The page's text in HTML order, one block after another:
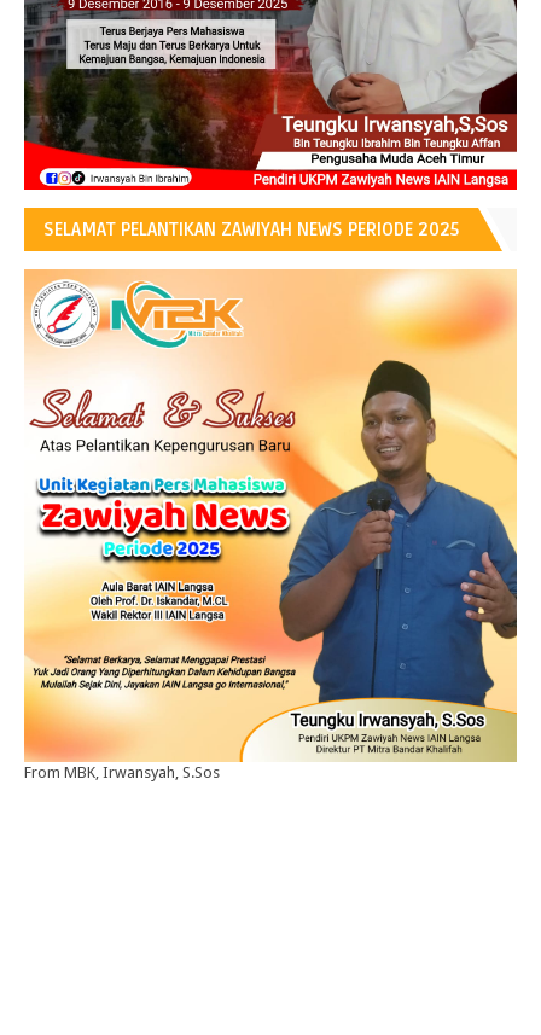
SELAMAT PELANTIKAN ZAWIYAH NEWS PERIODE 2025
From MBK, Irwansyah, S.Sos